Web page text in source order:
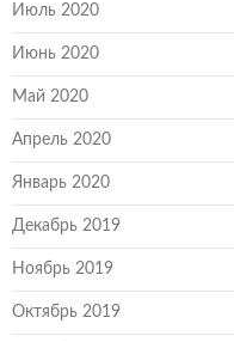
Июль 2020
Июнь 2020
Май 2020
Апрель 2020
Январь 2020
Декабрь 2019
Ноябрь 2019
Октябрь 2019